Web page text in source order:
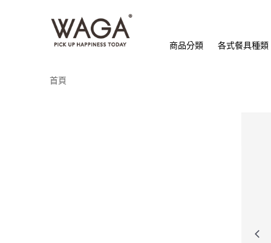
商品分類 各式餐具種類
首頁